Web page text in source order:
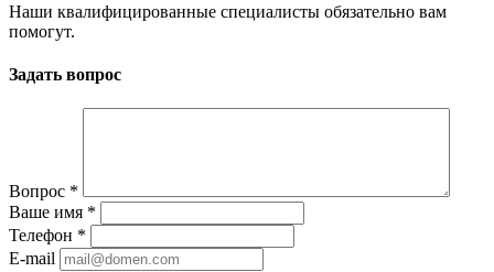
Наши квалифицированные специалисты обязательно вам
помогут.
Задать вопрос
Вопрос *
Ваше имя *
Телефон *
E-mail